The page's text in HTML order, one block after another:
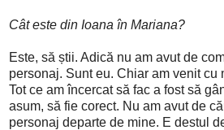
Cât este din Ioana în Mariana?
Este, să știi. Adică nu am avut de
personaj. Sunt eu. Chiar am venit cu
Tot ce am încercat să fac a fost să
asum, să fie corect. Nu am avut de
personaj departe de mine. E destul